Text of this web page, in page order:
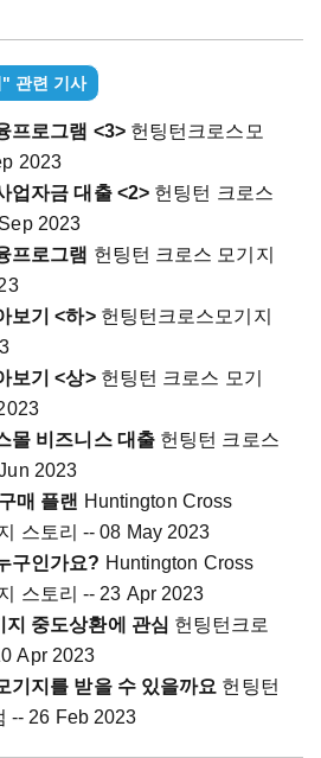
관련 기사
프로그램 <3>헌팅턴크로스모
2023
업자금 대출 <2> 헌팅턴 크로스
2023
프로그램 헌팅턴 크로스 모기지
보기 <하>헌팅턴크로스모기지
보기 <상>헌팅턴 크로스 모기
몰 비즈니스 대출헌팅턴 크로스
2023
매 플랜 Huntington Cross
스토리 -- 08 May 2023
구인가요? Huntington Cross
스토리 -- 23 Apr 2023
중도상환에 관심 헌팅턴크로
Apr 2023
기지를 받을 수 있을까요 헌팅턴
-- 26 Feb 2023